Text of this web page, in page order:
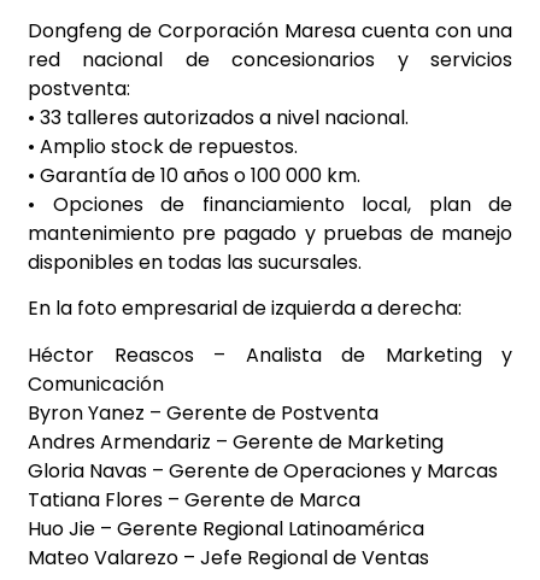
Dongfeng de Corporación Maresa cuenta con una
red nacional de concesionarios y servicios
postventa:
• 33 talleres autorizados a nivel nacional.
• Amplio stock de repuestos.
• Garantía de 10 años o 100 000 km.
• Opciones de financiamiento local, plan de
mantenimiento pre pagado y pruebas de manejo
disponibles en todas las sucursales.
En la foto empresarial de izquierda a derecha:
Héctor Reascos – Analista de Marketing y
Comunicación
Byron Yanez – Gerente de Postventa
Andres Armendariz – Gerente de Marketing
Gloria Navas – Gerente de Operaciones y Marcas
Tatiana Flores – Gerente de Marca
Huo Jie – Gerente Regional Latinoamérica
Mateo Valarezo – Jefe Regional de Ventas